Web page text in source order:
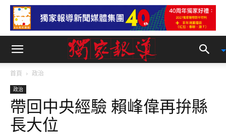
首頁 政治
政治
帶回中央經驗 賴峰偉再拚縣
長大位